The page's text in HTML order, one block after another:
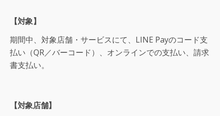
【対象】
期間中、対象店舗・サービスにて、LINE Payのコード支
払い（QR／バーコード）、オンラインでの支払い、請求
書支払い。
【対象店舗】